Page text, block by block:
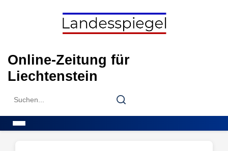
Online-Zeitung für
Liechtenstein
Search
Search